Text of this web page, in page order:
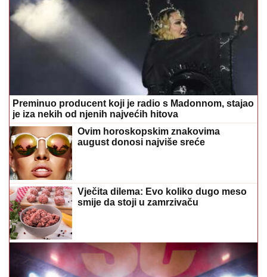
Preminuo producent koji je radio s Madonnom, stajao
je iza nekih od njenih najvećih hitova
Ovim horoskopskim znakovima
august donosi najviše sreće
Vječita dilema: Evo koliko dugo meso
smije da stoji u zamrzivaču